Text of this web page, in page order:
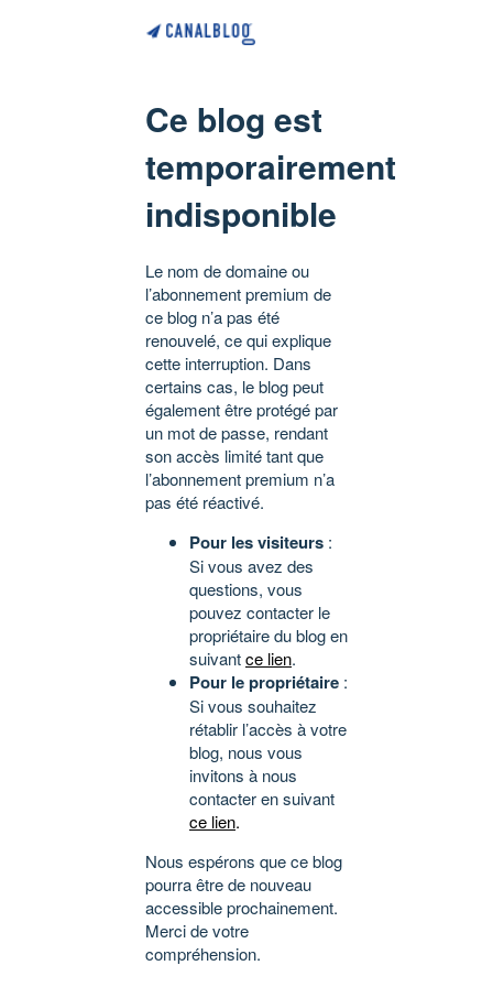
Ce blog est
temporairement
indisponible
Le nom de domaine ou
l’abonnement premium de
ce blog n’a pas été
renouvelé, ce qui explique
cette interruption. Dans
certains cas, le blog peut
également être protégé par
un mot de passe, rendant
son accès limité tant que
l’abonnement premium n’a
pas été réactivé.
Pour les visiteurs :
Si vous avez des
questions, vous
pouvez contacter le
propriétaire du blog en
suivantce lien.
Pour le propriétaire :
Si vous souhaitez
rétablir l’accès à votre
blog, nous vous
invitons à nous
contacter en suivant
ce lien.
Nous espérons que ce blog
pourra être de nouveau
accessible prochainement.
Merci de votre
compréhension.